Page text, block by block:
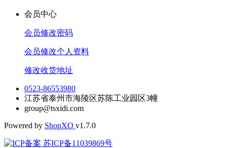
会员中心
会员修改密码
会员修改个人资料
修改收货地址
0523-86553980
江苏省泰州市海陵区苏陈工业园区3幢
group@tsxidi.com
Powered by ShopXO v1.7.0
苏ICP备11039869号